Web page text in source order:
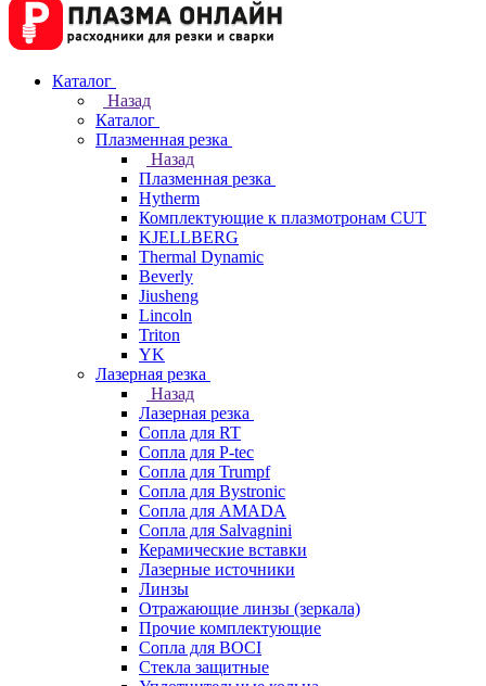
Каталог
Назад
Каталог
Плазменная резка
Назад
Плазменная резка
Hytherm
Комплектующие к плазмотронам CUT
KJELLBERG
Thermal Dynamic
Beverly
Jiusheng
Lincoln
Triton
YK
Лазерная резка
Назад
Лазерная резка
Сопла для RT
Сопла для P-tec
Сопла для Trumpf
Сопла для Bystronic
Сопла для AMADA
Сопла для Salvagnini
Керамические вставки
Лазерные источники
Линзы
Отражающие линзы (зеркала)
Прочие комплектующие
Сопла для BOCI
Стекла защитные